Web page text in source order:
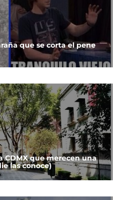
que se corta el pene
CDMX que merecen una
las conoce)